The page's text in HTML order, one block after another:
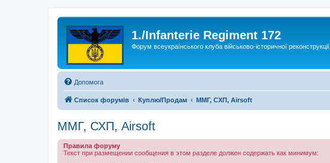
1./Infanterie Regiment 172
Форум всеукраїнського клуба військово-історичної реконструкції
Допомога
Список форумів Куплю/Продам ММГ, СХП, Airsoft
ММГ, СХП, Airsoft
Правила форуму
Текст при размещении сообщения в этом разделе должен содержать как минимум: